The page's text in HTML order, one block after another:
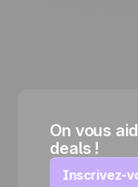
On vous
deals !
Inscrivez-